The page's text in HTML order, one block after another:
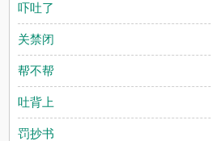
吓吐了
关禁闭
帮不帮
吐背上
罚抄书